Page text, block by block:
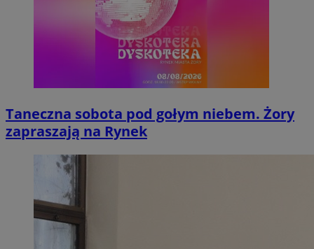
Taneczna sobota pod gołym niebem. Żory
zapraszają na Rynek